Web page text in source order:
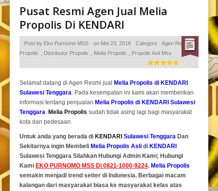
Pusat Resmi Agen Jual Melia
Propolis Di KENDARI
Post byEko Purnomo MSS onMei 23, 2018 Category :Agen Resmi
Propolis ,Distributor Propolis ,Melia Propolis ,Propolis Asli Mss
Selamat datang di Agen Resmi jual Melia Propolis di KENDARI
Sulawesi Tenggara. Pada kesempatan ini kami akan memberikan
informasi tentang penjualan Melia Propolis di KENDARI Sulawesi
Tenggara. Melia Propolis sudah tidak asing lagi bagi masyarakat
kota dan pedesaan.
Untuk anda yang berada di KENDARI Sulawesi Tenggara Dan
Sekitarnya ingin Membeli Melia Propolis Asli di KENDARI
Sulawesi Tenggara Silahkan Hubungi Admin Kami; Hubungi
Kami EKO PURNOMO MSS Di 0821-1000-9224. Melia Propolis
semakin menjadi trend setter di Indonesia. Berbagai macam
kalangan dari masyarakat biasa ke masyarakat kelas atas